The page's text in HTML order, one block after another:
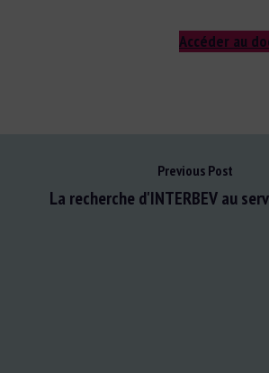
Accéder au
Previous Post
La recherche d'INTERBEV au